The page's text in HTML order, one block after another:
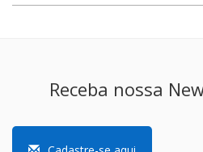
Receba nossa